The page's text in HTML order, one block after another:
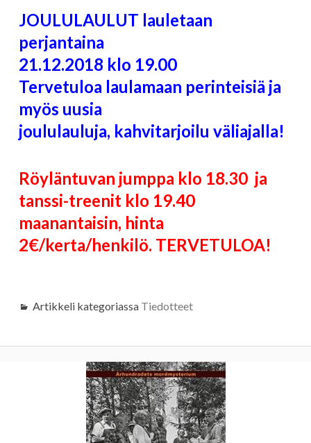
JOULULAULUT lauletaan
perjantaina
21.12.2018 klo 19.00
Tervetuloa laulamaan perinteisiä ja
myös uusia
joululauluja, kahvitarjoilu väliajalla!
Röyläntuvan jumppa klo 18.30 ja
tanssi-treenit klo 19.40
maanantaisin, hinta
2€/kerta/henkilö. TERVETULOA!
Artikkeli kategoriassa Tiedotteet